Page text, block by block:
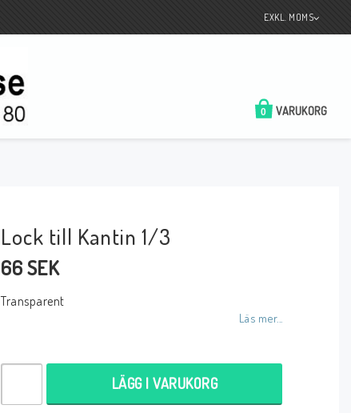
EXKL. MOMS
VARUKORG
0
Lock till Kantin 1/3
66 SEK
Transparent
Läs mer...
LÄGG I VARUKORG